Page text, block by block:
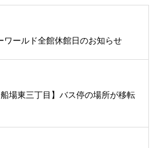
ールド全館休館日のお知らせ
場東三丁目】バス停の場所が移転